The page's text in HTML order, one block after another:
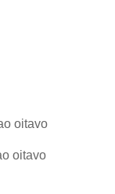
oitavo
oitavo